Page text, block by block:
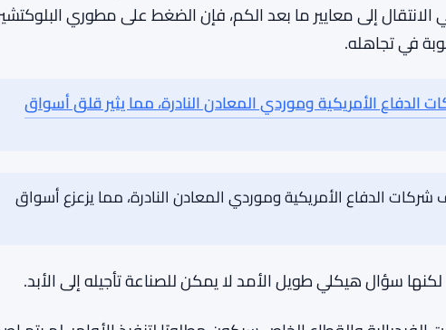
حتى لو لم تذكر الأوامر الأصول الرقمية بالاسم. تعتمد بيتكوين (
البيضاوي – نفس عائلة الخوارزميات التي يمكن لأجهزة الحاسوب
العملات الرقمية على علم بذلك لسنوات، وبعض المشاريع تجرب
الأكبر من النظام البيئي لم ينتقل إلى أي مكان.
المعايير التشفيرية عبر الأنظمة الفيدرالية أن يسرع من الضغط على
الانتقال إلى معايير ما بعد الكم، فإن الضغط على مطوري البلوكتشين
في تجاهله.
الأمريكية وموردي المعادن النادرة، مما يثير قلق أسواق